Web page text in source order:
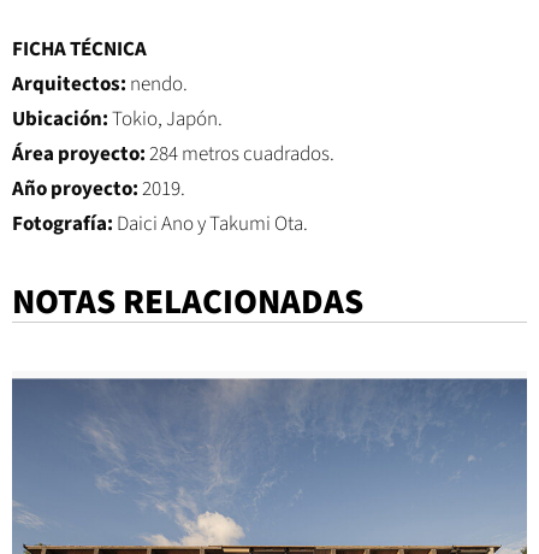
FICHA TÉCNICA
Arquitectos: nendo.
Ubicación:Tokio, Japón.
Área proyecto:284 metros cuadrados.
Año proyecto:2019.
Fotografía: Daici Ano y Takumi Ota.
NOTAS RELACIONADAS